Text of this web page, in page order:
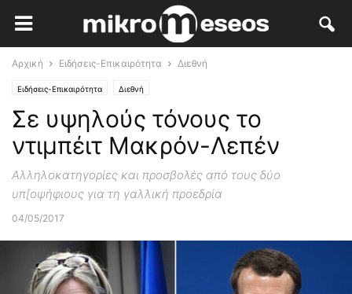
Αρχική Ειδήσεις-Επικαιρότητα Διεθνή
Ειδήσεις-Επικαιρότητα Διεθνή
Σε υψηλούς τόνους το
ντιμπέιτ Μακρόν-Λεπέν
Αλληλοκατηγορίες και προσβολές από τους δύο
υπ[οψήφιους για τη γαλλική προεδρία
04/05/2017